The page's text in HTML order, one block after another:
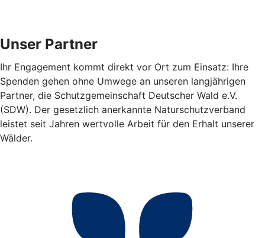
Unser Partner
Ihr Engagement kommt direkt vor Ort zum Einsatz: Ihre
Spenden gehen ohne Umwege an unseren langjährigen
Partner, die Schutzgemeinschaft Deutscher Wald e.V.
(SDW). Der gesetzlich anerkannte Naturschutzverband
leistet seit Jahren wertvolle Arbeit für den Erhalt unserer
Wälder.